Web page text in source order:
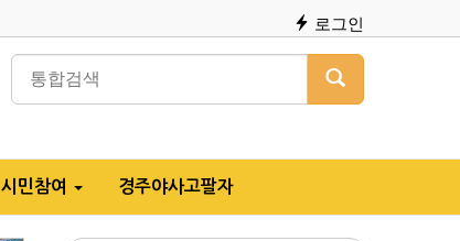
로그인
시민참여 경주야사고팔자